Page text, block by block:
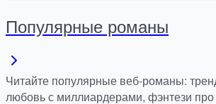
Популярные романы
Читайте популярные веб-романы:
любовь с миллиардерами, фэнтези про